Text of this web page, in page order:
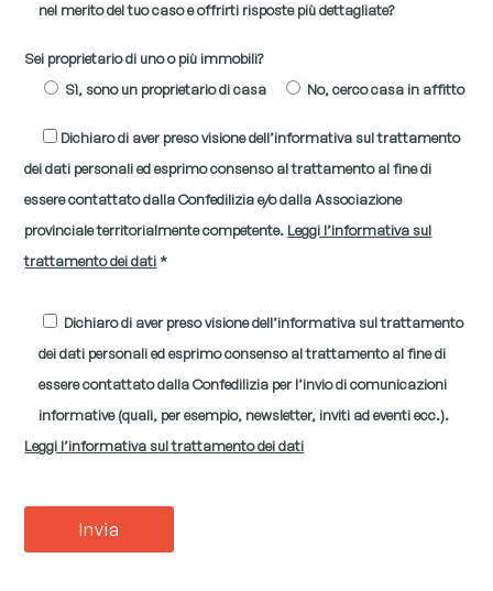
nel merito del tuo caso e offrirti risposte più dettagliate?
Sei proprietario di uno o più immobili?
Sì, sono un proprietario di casa
No, cerco casa in affitto
Dichiaro di aver preso visione dell’informativa sul trattamento
dei dati personali ed esprimo consenso al trattamento al fine di
essere contattato dalla Confedilizia e/o dalla Associazione
provinciale territorialmente competente. Leggi l’informativa sul
trattamento dei dati*
Dichiaro di aver preso visione dell’informativa sul trattamento
dei dati personali ed esprimo consenso al trattamento al fine di
essere contattato dalla Confedilizia per l’invio di comunicazioni
informative (quali, per esempio, newsletter, inviti ad eventi ecc.).
Leggi l’informativa sul trattamento dei dati